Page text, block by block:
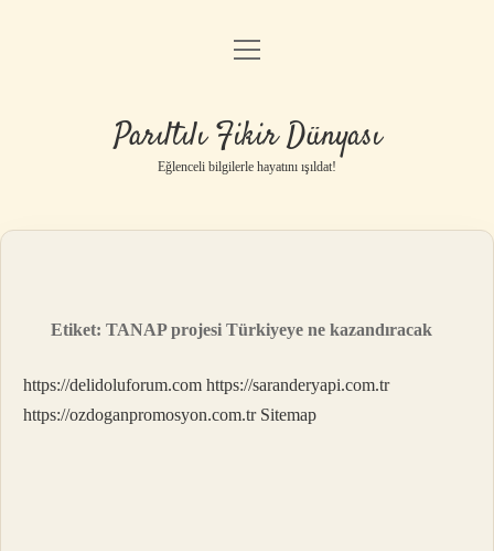
Anasayfa
Yasal Uyarı
menüyü
Parıltılı Fikir Dünyası
Eğlenceli bilgilerle hayatını ışıldat!
Etiket:TANAP projesi Türkiyeye ne kazandıracak
https://delidoluforum.com https://saranderyapi.com.tr
https://ozdoganpromosyon.com.tr Sitemap